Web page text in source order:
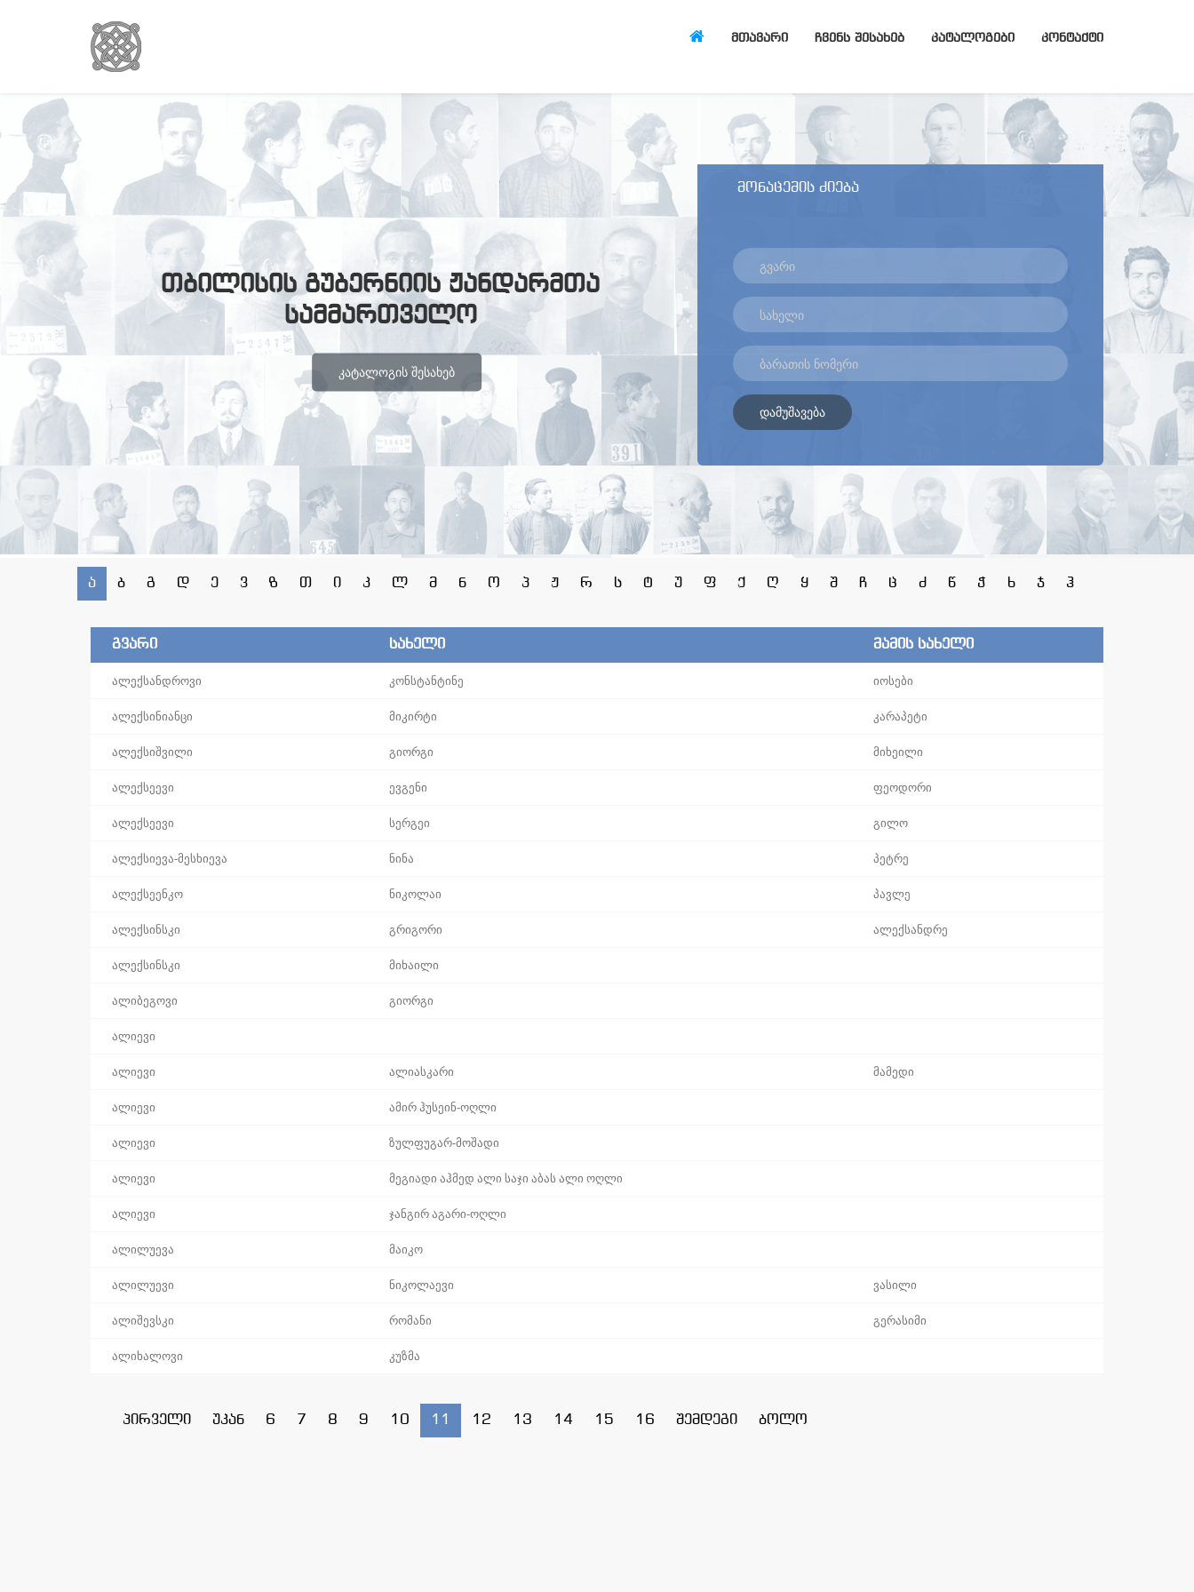
ᲛᲗᲐᲕᲐᲠᲘ ᲩᲕᲔᲜᲡ ᲨᲔᲡᲐᲮᲔᲑ ᲙᲐᲢᲐᲚᲝᲒᲔᲑᲘ ᲙᲝᲜᲢᲐᲥᲢᲘ
თბილისის გუბერნიის ჟანდარმთა
სამმართველო
ᲙᲐᲢᲐᲚᲝᲒᲘᲡ ᲨᲔᲡᲐᲮᲔᲑ
მონაცემის ძიება
დამუშავება
ა ბ გ დ ე ვ ზ თ ი კ ლ მ ნ ო პ ჟ რ ს ტ უ ფ ქ ღ ყ შ ჩ ც ძ წ ჭ ხ ჯ ჰ
გვარი სახელი მამის სახელი
ალექსანდროვი კონსტანტინე იოსები
ალექსინიანცი მიკირტი კარაპეტი
ალექსიშვილი გიორგი მიხეილი
ალექსეევი ევგენი ფეოდორი
ალექსეევი სერგეი გილო
ალექსიევა-მესხიევა ნინა პეტრე
ალექსეენკო ნიკოლაი პავლე
ალექსინსკი გრიგორი ალექსანდრე
ალექსინსკი მიხაილი
ალიბეგოვი გიორგი
ალიევი
ალიევი ალიასკარი მამედი
ალიევი ამირ ჰუსეინ-ოღლი
ალიევი ზულფუგარ-მოშადი
ალიევი მეგიადი აჰმედ ალი საჯი აბას ალი ოღლი
ალიევი ჯანგირ აგარი-ოღლი
ალილუევა მაიკო
ალილუევი ნიკოლაევი ვასილი
ალიშევსკი რომანი გერასიმი
ალიხალოვი კუზმა
პირველი უკან 6 7 8 9 10 11 12 13 14 15 16 შემდეგი ბოლო